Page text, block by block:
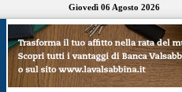
Giovedì 06 Agosto 2026